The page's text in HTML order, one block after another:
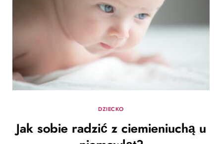
DZIECKO
Jak sobie radzić z ciemieniuchą u